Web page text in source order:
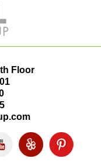
Floor
YouTube
icon
Yelp
icon
Pinterest
icon